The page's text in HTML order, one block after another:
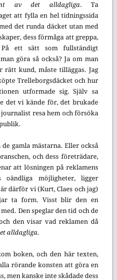
av det alldagliga. Ta
att fylla en hel tidningssida
det runda däcket utan med
dess förmåga att greppa,
ett sätt som fullständigt
göra så också? Ja om man
rätt kund, måste tilläggas. Jag
Trelleborgsdäcket och hur
utformade sig. Själv sa
det vi kände för, det brukade
resa hem och försöka
de gamla mästarna. Eller också
och dess företrädare,
att lösningen på reklamens
oändliga möjligheter, ligger
därför vi (Kurt, Claes och jag)
ta form. Visst blir den en
Den speglar den tid och de
den visar vad reklamen då
alldagliga.
boken, och den här texten,
rörande konsten att göra en
men kanske inte skådade dess